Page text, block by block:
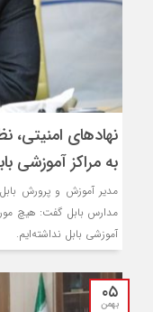
نهادهای امنیتی،
به مراکز آموزشی
مدیر آموزش و پرورش
مدارس بابل گفت: هیچ
آموزشی بابل نداشته‌ایم.
۰۵
بهمن